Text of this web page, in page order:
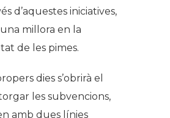
d’aquestes iniciatives,
millora en la
de les pimes.
dies s’obrirà el
les subvencions,
amb dues línies